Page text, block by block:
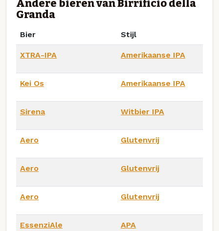
Andere bieren van Birrificio della
Granda
Bier Stijl
XTRA-IPA Amerikaanse IPA
Kei Os Amerikaanse IPA
Sirena Witbier IPA
Aero Glutenvrij
Aero Glutenvrij
Aero Glutenvrij
EssenziAle APA